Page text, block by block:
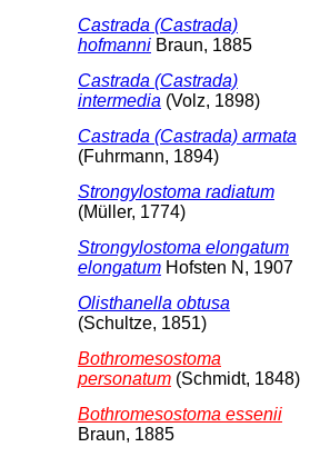
Castrada (Castrada)
hofmanni Braun, 1885
Castrada (Castrada)
intermedia (Volz, 1898)
Castrada (Castrada) armata
(Fuhrmann, 1894)
Strongylostoma radiatum
(Müller, 1774)
Strongylostoma elongatum
elongatum Hofsten N, 1907
Olisthanella obtusa
(Schultze, 1851)
Bothromesostoma
personatum (Schmidt, 1848)
Bothromesostoma essenii
Braun, 1885